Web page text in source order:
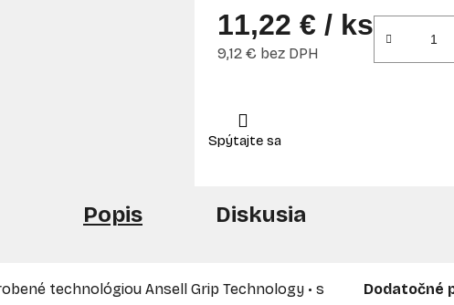
11,22 € / ks
9,12 € bez DPH
Popis Diskusia
technológiou Ansell Grip Technology • s
Dodatočné